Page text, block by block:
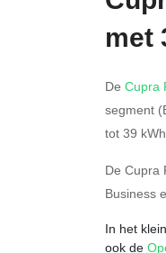
met
De Cupra
segment
tot 39
De Cupra
Business
In het
ook de